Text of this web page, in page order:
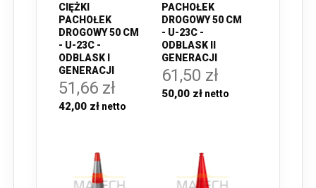
CIĘŻKI
PACHOŁEK
DROGOWY 50 CM
- U-23C -
ODBLASK I
GENERACJI
51,66 zł
42,00 zł
PACHOŁEK
DROGOWY 50 CM
- U-23C -
ODBLASK II
GENERACJI
61,50 zł
50,00 zł